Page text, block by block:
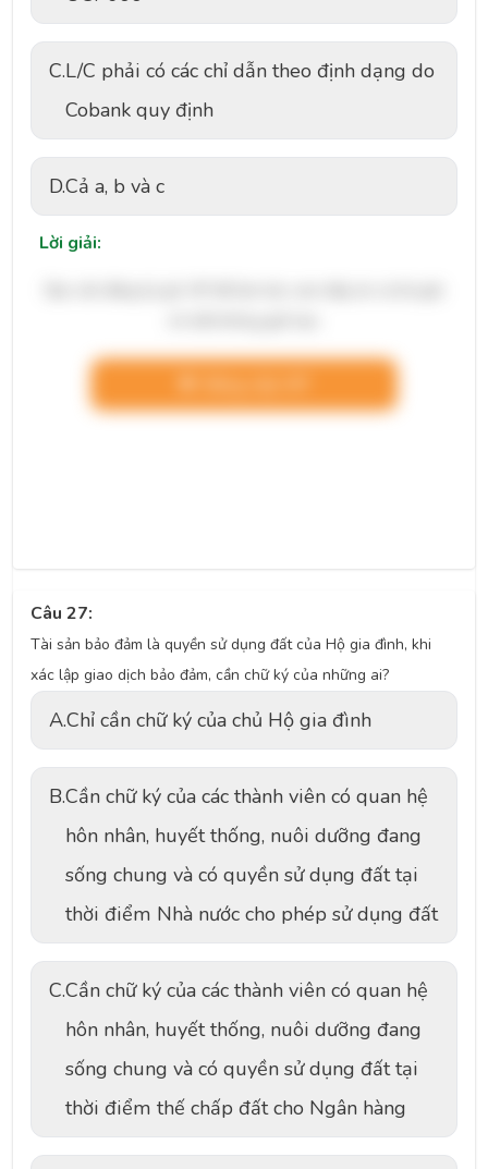
C.L/C phải có các chỉ dẫn theo định dạng do
Cobank quy định
D.Cả a, b và c
Lời giải:
Câu 27:
Tài sản bảo đảm là quyền sử dụng đất của Hộ gia đình, khi
xác lập giao dịch bảo đảm, cần chữ ký của những ai?
A.Chỉ cần chữ ký của chủ Hộ gia đình
B.Cần chữ ký của các thành viên có quan hệ
hôn nhân, huyết thống, nuôi dưỡng đang
sống chung và có quyền sử dụng đất tại
thời điểm Nhà nước cho phép sử dụng đất
C.Cần chữ ký của các thành viên có quan hệ
hôn nhân, huyết thống, nuôi dưỡng đang
sống chung và có quyền sử dụng đất tại
thời điểm thế chấp đất cho Ngân hàng